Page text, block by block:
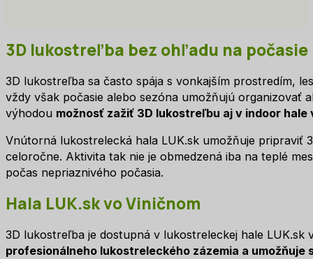
3D lukostreľba bez ohľadu na počasie
3D lukostreľba sa často spája s vonkajším prostredím,
vždy však počasie alebo sezóna umožňujú organizovať
výhodou možnosť zažiť 3D lukostreľbu aj v indoor hale
Vnútorná lukostrelecká hala LUK.sk umožňuje pripraviť
celoročne. Aktivita tak nie je obmedzená iba na teplé
počas nepriaznivého počasia.
Hala LUK.sk vo Viničnom
3D lukostreľba je dostupná v lukostreleckej hale LUK.sk
profesionálneho lukostreleckého zázemia a